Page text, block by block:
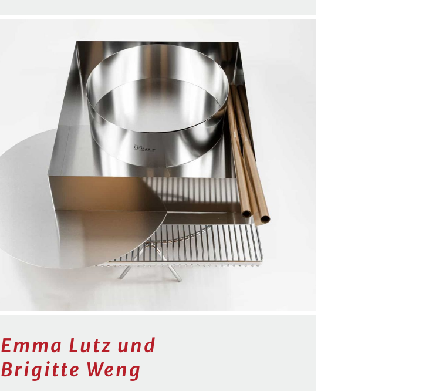
Emma Lutz und
Brigitte Weng